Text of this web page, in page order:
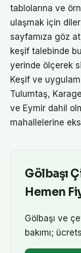
tablolarına ve
ulaşmak için
sayfamıza göz
keşif talebinde
yerinde ölçerek
Keşif ve
Tulumtaş,
ve Eymir dahil
mahallelerine
Gölbaşı
Hemen
Gölbaşı ve
bakımı;